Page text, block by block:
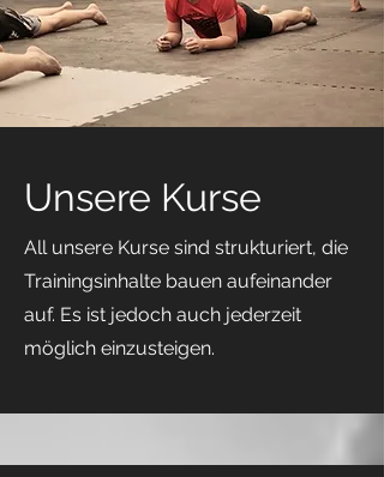
Unsere Kurse
All unsere Kurse sind strukturiert, die
Trainingsinhalte bauen aufeinander
auf. Es ist jedoch auch jederzeit
möglich einzusteigen.